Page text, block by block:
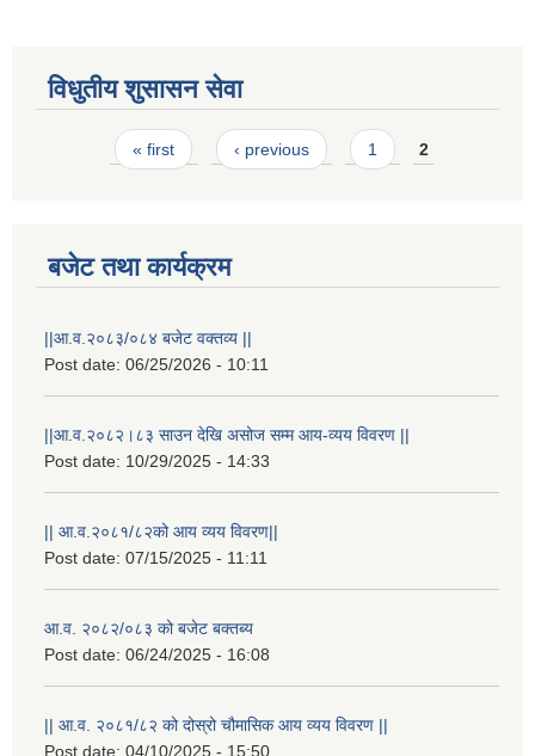
विधुतीय शुसासन सेवा
Pages« first ‹ previous 1 2
बजेट तथा कार्यक्रम
||आ.व.२०८३/०८४ बजेट वक्तव्य ||
Post date: 06/25/2026 - 10:11
||आ.व.२०८२।८३ साउन देखि असोज सम्म आय-व्यय विवरण ||
Post date: 10/29/2025 - 14:33
|| आ.व.२०८१/८२को आय व्यय विवरण||
Post date: 07/15/2025 - 11:11
आ.व. २०८२/०८३ को बजेट बक्तब्य
Post date: 06/24/2025 - 16:08
|| आ.व. २०८१/८२ को दोस्रो चौमासिक आय व्यय विवरण ||
Post date: 04/10/2025 - 15:50